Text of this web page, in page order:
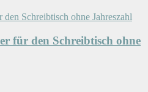
für den Schreibtisch ohne